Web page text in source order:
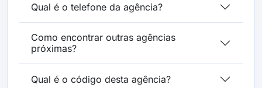
Qual é o telefone da agência?
Como encontrar outras agências
próximas?
Qual é o código desta agência?